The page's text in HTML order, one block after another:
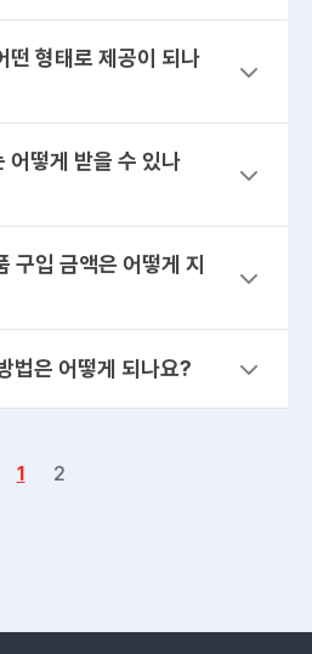
떤 형태로 제공이 되나
어떻게 받을 수 있나
구입 금액은 어떻게 지
법은 어떻게 되나요?
1 2